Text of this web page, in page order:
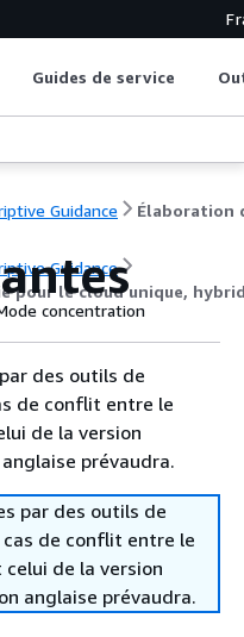
Guides de service
Guidance
Guidance
pour le cloud unique,
concentration
des outils de
de conflit entre le
de la version
prévaudra.
par des outils de
de conflit entre le
de la version
anglaise prévaudra.